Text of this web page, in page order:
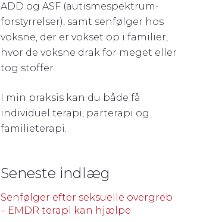
ADD og ASF (autismespektrum-
forstyrrelser), samt senfølger hos
voksne, der er vokset op i familier,
hvor de voksne drak for meget eller
tog stoffer.
I min praksis kan du både få
individuel terapi, parterapi og
familieterapi.
Seneste indlæg
Senfølger efter seksuelle overgreb
– EMDR terapi kan hjælpe